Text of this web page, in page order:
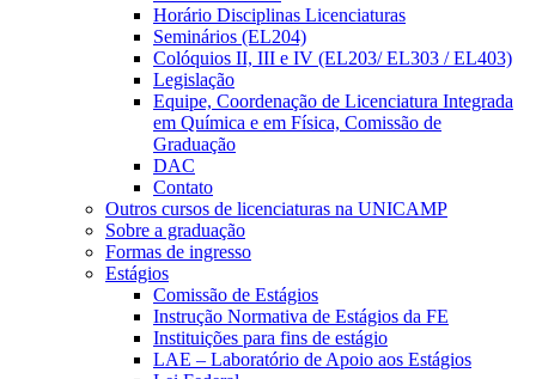
Horário Disciplinas Licenciaturas
Seminários (EL204)
Colóquios II, III e IV (EL203/ EL303 / EL403)
Legislação
Equipe, Coordenação de Licenciatura Integrada
em Química e em Física, Comissão de
Graduação
DAC
Contato
Outros cursos de licenciaturas na UNICAMP
Sobre a graduação
Formas de ingresso
Estágios
Comissão de Estágios
Instrução Normativa de Estágios da FE
Instituições para fins de estágio
LAE – Laboratório de Apoio aos Estágios